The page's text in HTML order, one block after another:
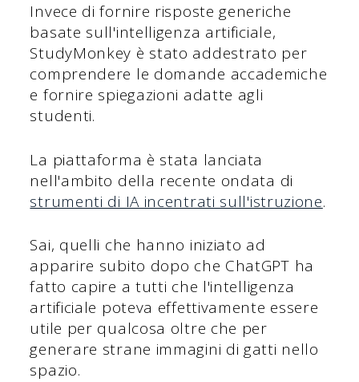
Invece di fornire risposte generiche
basate sull'intelligenza artificiale,
StudyMonkey è stato addestrato per
comprendere le domande accademiche
e fornire spiegazioni adatte agli
studenti.
La piattaforma è stata lanciata
nell'ambito della recente ondata di
strumenti di IA incentrati sull'istruzione.
Sai, quelli che hanno iniziato ad
apparire subito dopo che ChatGPT ha
fatto capire a tutti che l'intelligenza
artificiale poteva effettivamente essere
utile per qualcosa oltre che per
generare strane immagini di gatti nello
spazio.